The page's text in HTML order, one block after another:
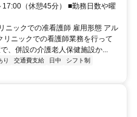
（休憩45分） ■勤務日数や曜
ニックでの准看護師 雇用形態 アル
リニックでの看護師業務を行って
、併設の介護老人保健施設か...
り 交通費支給 日中
シフト制